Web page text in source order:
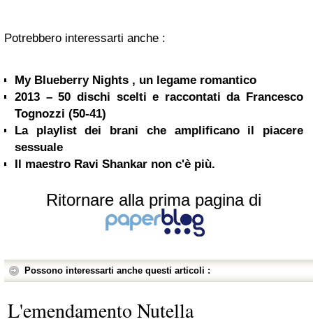
Potrebbero interessarti anche :
My Blueberry Nights , un legame romantico
2013 – 50 dischi scelti e raccontati da Francesco
Tognozzi (50-41)
La playlist dei brani che amplificano il piacere
sessuale
Il maestro Ravi Shankar non c'è più.
Ritornare alla prima pagina di
Possono interessarti anche questi articoli :
L'emendamento Nutella